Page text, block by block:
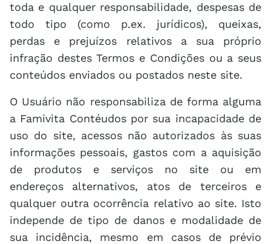
toda e qualquer responsabilidade, despesas de
todo tipo (como p.ex. jurídicos), queixas,
perdas e prejuízos relativos a sua próprio
infração destes Termos e Condições ou a seus
conteúdos enviados ou postados neste site.
O Usuário não responsabiliza de forma alguma
a Famivita Contéudos por sua incapacidade de
uso do site, acessos não autorizados às suas
informações pessoais, gastos com a aquisição
de produtos e serviços no site ou em
endereços alternativos, atos de terceiros e
qualquer outra ocorrência relativo ao site. Isto
independe de tipo de danos e modalidade de
sua incidência, mesmo em casos de prévio